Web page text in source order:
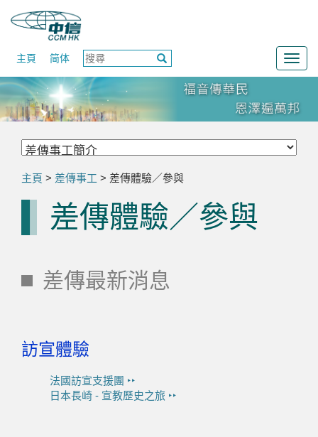
主頁 简体
主頁 > 差傳事工 > 差傳體驗／參與
差傳體驗／參與
差傳最新消息
訪宣體驗
法國訪宣支援團 ‣‣
日本長崎 - 宣教歷史之旅 ‣‣